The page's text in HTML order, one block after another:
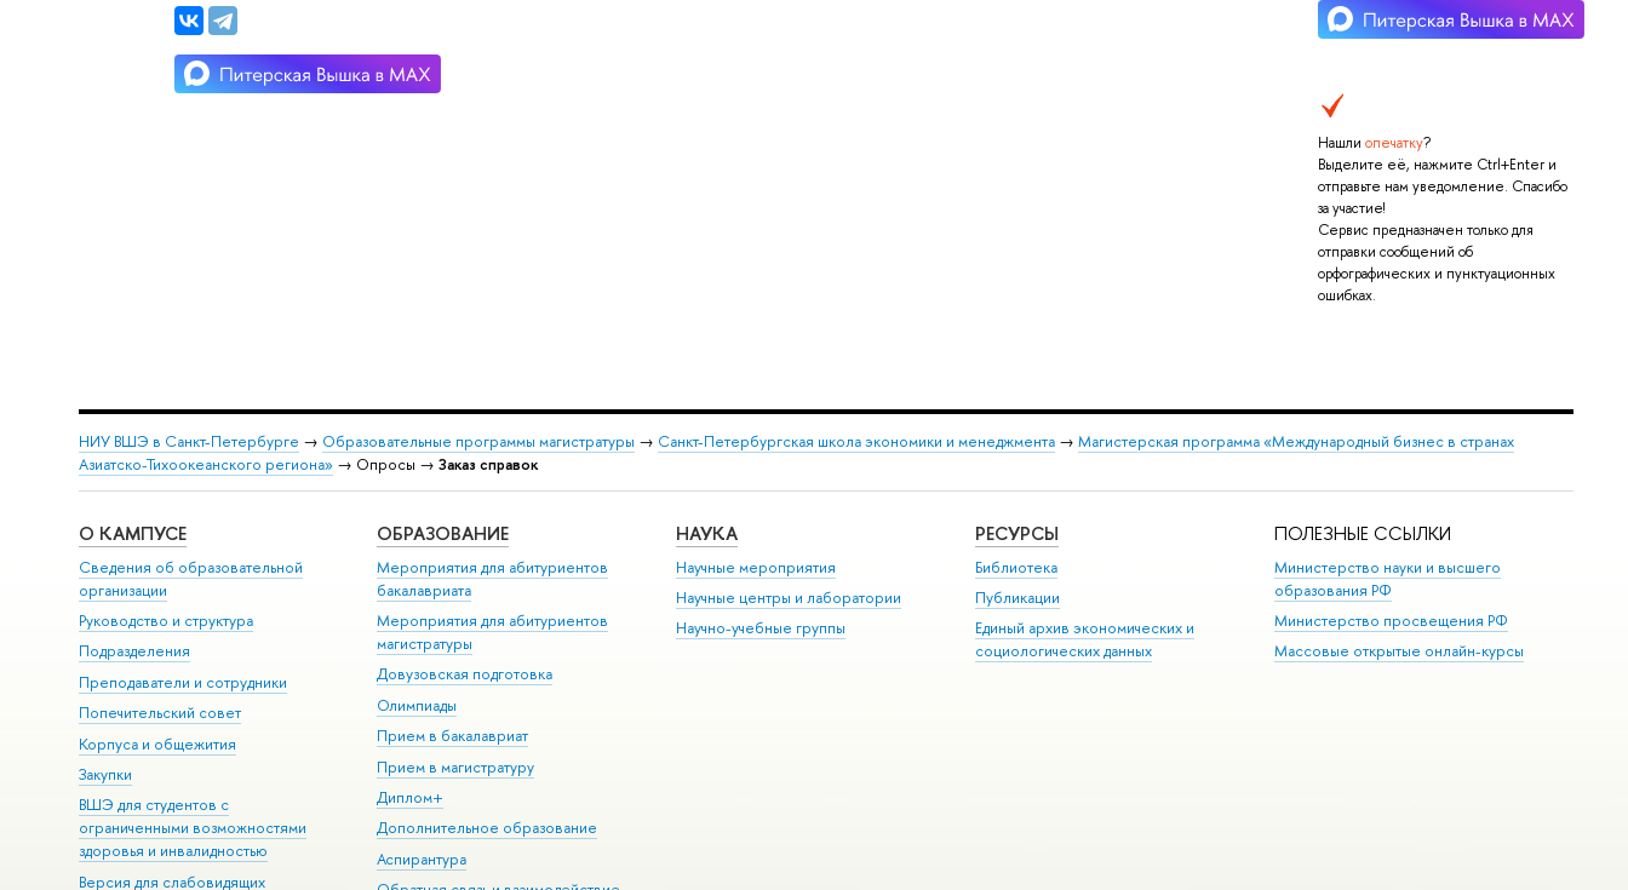
Нашли опечатку?
ыделите её, нажмите Ctrl+Enter и
отправьте нам уведомление. Спасибо
за участие!
Сервис предназначен только для
отправки сообщений о
орфографических и пунктуационных
ошибках.
НИУ ВШЭ в Санкт-Петербурге → Образовательные программы магистратуры → Санкт-Петербургская школа экономики и менеджмента→ Магистерская программа «Международный бизнес в странах
Азиатско-Тихоокеанского региона» → Опросы → Заказ справок
О КАМПУСЕ
Сведения об образовательной
организации
Руководство и структура
Подразделения
Преподаватели и сотрудники
Попечительский совет
Корпуса и общежития
Закупки
ШЭ для студентов с
ограниченными возможностями
здоровья и инвалидностью
ерсия для слабовидящих
ОБРАЗОВАНИЕ
Мероприятия для абитуриенто
акалавриата
Мероприятия для абитуриенто
магистратуры
Довузовская подготовка
Олимпиады
Прием в бакалавриат
Прием в магистратуру
Диплом+
Дополнительное образование
Аспирантура
НАУКА
Научные мероприятия
Научные центры и лаборатории
Научно-учебные группы
РЕСУРСЫ
Библиотека
Публикации
Единый архив экономических и
социологических данных
ПОЛЕЗНЫЕ ССЫЛКИ
Министерство науки и высшего
образования РФ
Министерство просвещения РФ
Массовые открытые онлайн-курсы